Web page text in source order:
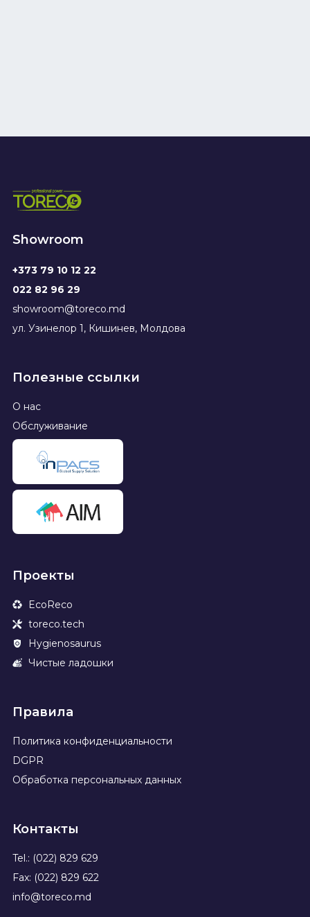
Showroom
+373 79 10 12 22
022 82 96 29
showroom@toreco.md
ул. Узинелор 1, Кишинев, Молдова
Полезные ссылки
О нас
Обслуживание
Проекты
EcoReco
toreco.tech
Hygienosaurus
Чистые ладошки
Правила
Политика конфиденциальности
DGPR
Обработка персональных данных
Контакты
Tel.: (022) 829 629
Fax: (022) 829 622
info@toreco.md